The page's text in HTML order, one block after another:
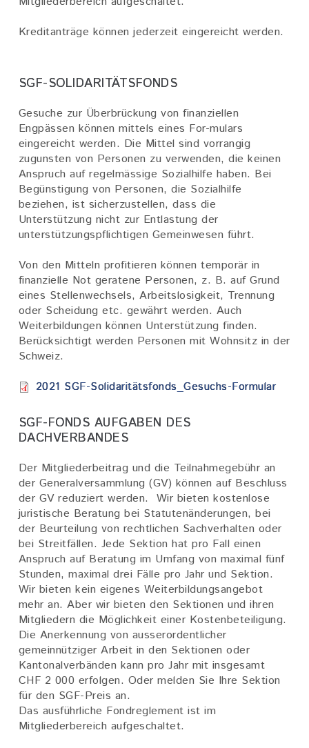
Kreditanträge können jederzeit eingereicht werden.
SGF-SOLIDARITÄTSFONDS
Gesuche zur Überbrückung von finanziellen
Engpässen können mittels eines For-mulars
eingereicht werden. Die Mittel sind vorrangig
zugunsten von Personen zu verwenden, die keinen
Anspruch auf regelmässige Sozialhilfe haben. Bei
Begünstigung von Personen, die Sozialhilfe
beziehen, ist sicherzustellen, dass die
Unterstützung nicht zur Entlastung der
unterstützungspflichtigen Gemeinwesen führt.
Von den Mitteln profitieren können temporär in
finanzielle Not geratene Personen, z. B. auf Grund
eines Stellenwechsels, Arbeitslosigkeit, Trennung
oder Scheidung etc. gewährt werden. Auch
Weiterbildungen können Unterstützung finden.
Berücksichtigt werden Personen mit Wohnsitz in der
Schweiz.
2021 SGF-Solidaritätsfonds_Gesuchs-Formular
SGF-FONDS AUFGABEN DES
DACHVERBANDES
Der Mitgliederbeitrag und die Teilnahmegebühr an
der Generalversammlung (GV) können auf Beschluss
der GV reduziert werden. Wir bieten kostenlose
juristische Beratung bei Statutenänderungen, bei
der Beurteilung von rechtlichen Sachverhalten oder
bei Streitfällen. Jede Sektion hat pro Fall einen
Anspruch auf Beratung im Umfang von maximal fünf
Stunden, maximal drei Fälle pro Jahr und Sektion.
Wir bieten kein eigenes Weiterbildungsangebot
mehr an. Aber wir bieten den Sektionen und ihren
Mitgliedern die Möglichkeit einer Kostenbeteiligung.
Die Anerkennung von ausserordentlicher
gemeinnütziger Arbeit in den Sektionen oder
Kantonalverbänden kann pro Jahr mit insgesamt
CHF 2 000 erfolgen. Oder melden Sie Ihre Sektion
für den SGF-Preis an.
Das ausführliche Fondreglement ist im
Mitgliederbereich aufgeschaltet.